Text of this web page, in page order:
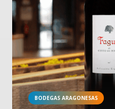
BODEGAS ARAGONESAS